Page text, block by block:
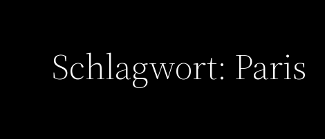
Schlagwort: Paris